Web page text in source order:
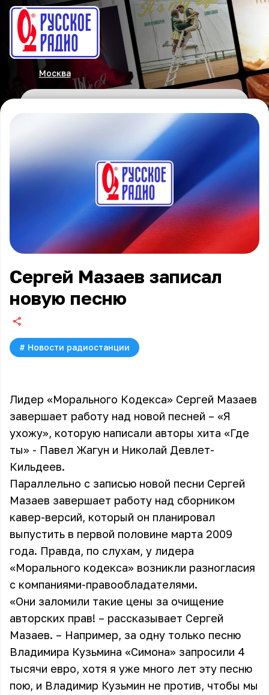
Москва
Сергей Мазаев записал
новую песню
# Новости радиостанции
Лидер «Морального Кодекса» Сергей Мазаев
завершает работу над новой песней – «Я
ухожу», которую написали авторы хита «Где
ты» - Павел Жагун и Николай Девлет-
Кильдеев.
Параллельно с записью новой песни Сергей
Мазаев завершает работу над сборником
кавер-версий, который он планировал
выпустить в первой половине марта 2009
года. Правда, по слухам, у лидера
«Морального кодекса» возникли разногласия
с компаниями-правообладателями.
«Они заломили такие цены за очищение
авторских прав! – рассказывает Сергей
Мазаев. – Например, за одну только песню
Владимира Кузьмина «Симона» запросили 4
тысячи евро, хотя я уже много лет эту песню
пою, и Владимир Кузьмин не против, чтобы мы